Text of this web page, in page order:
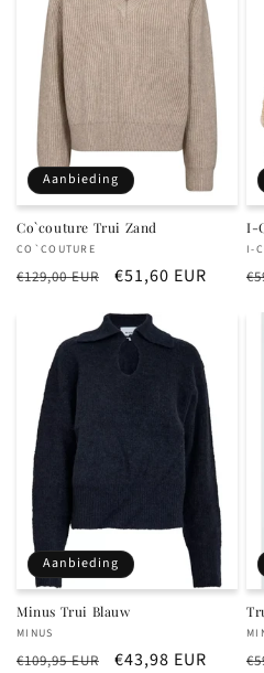
Aanbieding
Co`couture Trui Zand
Verkoper:
CO`COUTURE
Normale
€129,00 EUR Aanbiedingsprijs
€51,60 EUR
I-
I-
Aanbieding
Minus Trui Blauw
Verkoper:
MINUS
Normale
€109,95 EUR Aanbiedingsprijs
€43,98 EUR